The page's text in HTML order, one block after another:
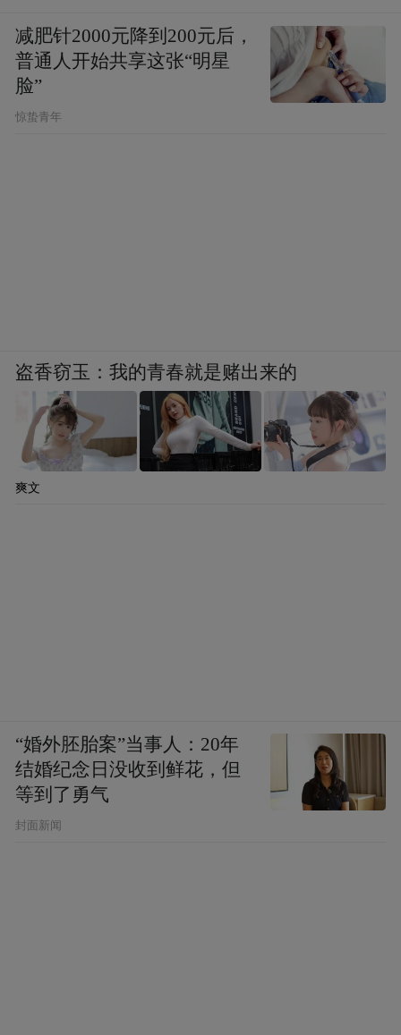
行书 临吴琚《陆厥奉答内兄希叔诗其五》
29cm×17cm
行书 临米芾《复官帖》 23cm×42cm
减肥针2000元降到200元后，
普通人开始共享这张“明星
脸”
惊蛰青年
盗香窃玉：我的青春就是赌出来的
爽文
“婚外胚胎案”当事人：20年
结婚纪念日没收到鲜花，但
等到了勇气
封面新闻